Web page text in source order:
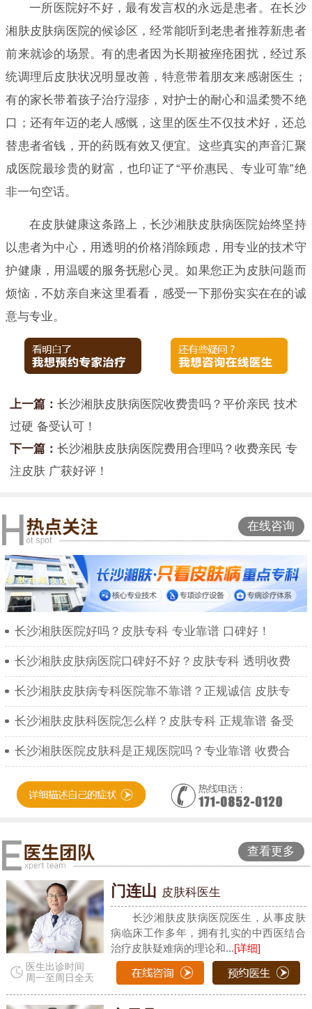
一所医院好不好，最有发言权的永远是患者。在长沙
湘肤皮肤病医院的候诊区，经常能听到老患者推荐新患者
前来就诊的场景。有的患者因为长期被痤疮困扰，经过系
统调理后皮肤状况明显改善，特意带着朋友来感谢医生；
有的家长带着孩子治疗湿疹，对护士的耐心和温柔赞不绝
口；还有年迈的老人感慨，这里的医生不仅技术好，还总
替患者省钱，开的药既有效又便宜。这些真实的声音汇聚
成医院最珍贵的财富，也印证了“平价惠民、专业可靠”绝
非一句空话。
在皮肤健康这条路上，长沙湘肤皮肤病医院始终坚持
以患者为中心，用透明的价格消除顾虑，用专业的技术守
护健康，用温暖的服务抚慰心灵。如果您正为皮肤问题而
烦恼，不妨亲自来这里看看，感受一下那份实实在在的诚
意与专业。
上一篇： 长沙湘肤皮肤病医院收费贵吗？平价亲民 技术
过硬 备受认可！
下一篇： 长沙湘肤皮肤病医院费用合理吗？收费亲民 专
注皮肤 广获好评！
在线咨询
长沙湘肤医院好吗？皮肤专科 专业靠谱 口碑好！
长沙湘肤皮肤病医院口碑好不好？皮肤专科 透明收费
长沙湘肤皮肤病专科医院靠不靠谱？正规诚信 皮肤专
长沙湘肤皮肤科医院怎么样？皮肤专科 正规靠谱 备受
长沙湘肤医院皮肤科是正规医院吗？专业靠谱 收费合
查看更多
医生出诊时间
周一至周日全天
门连山 皮肤科医生
长沙湘肤皮肤病医院医生，从事皮肤
病临床工作多年，拥有扎实的中西医结合
治疗皮肤疑难病的理论和...[详细]